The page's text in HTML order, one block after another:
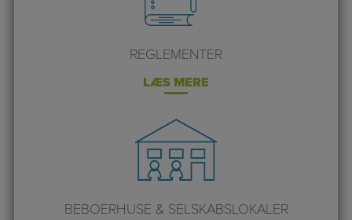
REGLEMENTER
LÆS MERE
BEBOERHUSE & SELSKABSLOKALER